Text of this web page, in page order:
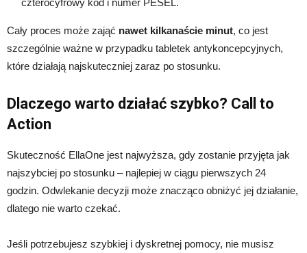
Cały proces może zająć nawet kilkanaście minut, co jest
szczególnie ważne w przypadku tabletek antykoncepcyjnych,
które działają najskuteczniej zaraz po stosunku.
Dlaczego warto działać szybko? Call to
Action
Skuteczność EllaOne jest najwyższa, gdy zostanie przyjęta jak
najszybciej po stosunku – najlepiej w ciągu pierwszych 24
godzin. Odwlekanie decyzji może znacząco obniżyć jej działanie,
dlatego nie warto czekać.
Jeśli potrzebujesz szybkiej i dyskretnej pomocy, nie musisz